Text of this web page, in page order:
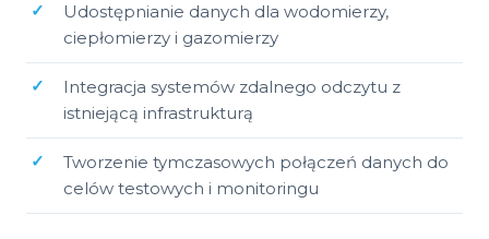
Udostępnianie danych dla wodomierzy,
ciepłomierzy i gazomierzy
Integracja systemów zdalnego odczytu z
istniejącą infrastrukturą
Tworzenie tymczasowych połączeń danych do
celów testowych i monitoringu